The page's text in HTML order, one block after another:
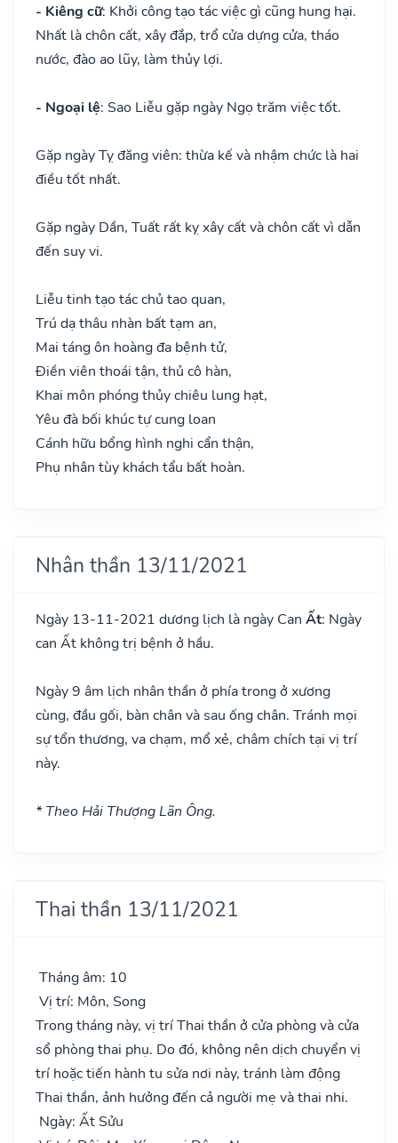
- Kiêng cữ: Khởi công tạo tác việc gì cũng hung hại.
Nhất là chôn cất, xây đắp, trổ cửa dựng cửa, tháo
nước, đào ao lũy, làm thủy lợi.
- Ngoại lệ: Sao Liễu gặp ngày Ngọ trăm việc tốt.
Gặp ngày Tỵ đăng viên: thừa kế và nhậm chức là hai
điều tốt nhất.
Gặp ngày Dần, Tuất rất kỵ xây cất và chôn cất vì dẫn
đến suy vi.
Liễu tinh tạo tác chủ tao quan,
Trú dạ thâu nhàn bất tạm an,
Mai táng ôn hoàng đa bệnh tử,
Điền viên thoái tận, thủ cô hàn,
Khai môn phóng thủy chiêu lung hạt,
Yêu đà bối khúc tự cung loan
Cánh hữu bổng hình nghi cẩn thận,
Phụ nhân tùy khách tẩu bất hoàn.
Nhân thần 13/11/2021
Ngày 13-11-2021 dương lịch là ngày Can Ất: Ngày
can Ất không trị bệnh ở hầu.
Ngày 9 âm lịch nhân thần ở phía trong ở xương
cùng, đầu gối, bàn chân và sau ống chân. Tránh mọi
sự tổn thương, va chạm, mổ xẻ, châm chích tại vị trí
này.
* Theo Hải Thượng Lãn Ông.
Thai thần 13/11/2021
Tháng âm: 10
Vị trí: Môn, Song
Trong tháng này, vị trí Thai thần ở cửa phòng và cửa
sổ phòng thai phụ. Do đó, không nên dịch chuyển vị
trí hoặc tiến hành tu sửa nơi này, tránh làm động
Thai thần, ảnh hưởng đến cả người mẹ và thai nhi.
Ngày: Ất Sửu